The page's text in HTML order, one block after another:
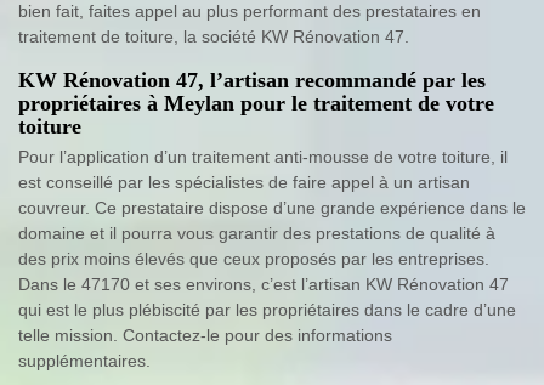
bien fait, faites appel au plus performant des prestataires en
traitement de toiture, la société KW Rénovation 47.
KW Rénovation 47, l’artisan recommandé par les
propriétaires à Meylan pour le traitement de votre
toiture
Pour l’application d’un traitement anti-mousse de votre toiture, il
est conseillé par les spécialistes de faire appel à un artisan
couvreur. Ce prestataire dispose d’une grande expérience dans le
domaine et il pourra vous garantir des prestations de qualité à
des prix moins élevés que ceux proposés par les entreprises.
Dans le 47170 et ses environs, c’est l’artisan KW Rénovation 47
qui est le plus plébiscité par les propriétaires dans le cadre d’une
telle mission. Contactez-le pour des informations
supplémentaires.